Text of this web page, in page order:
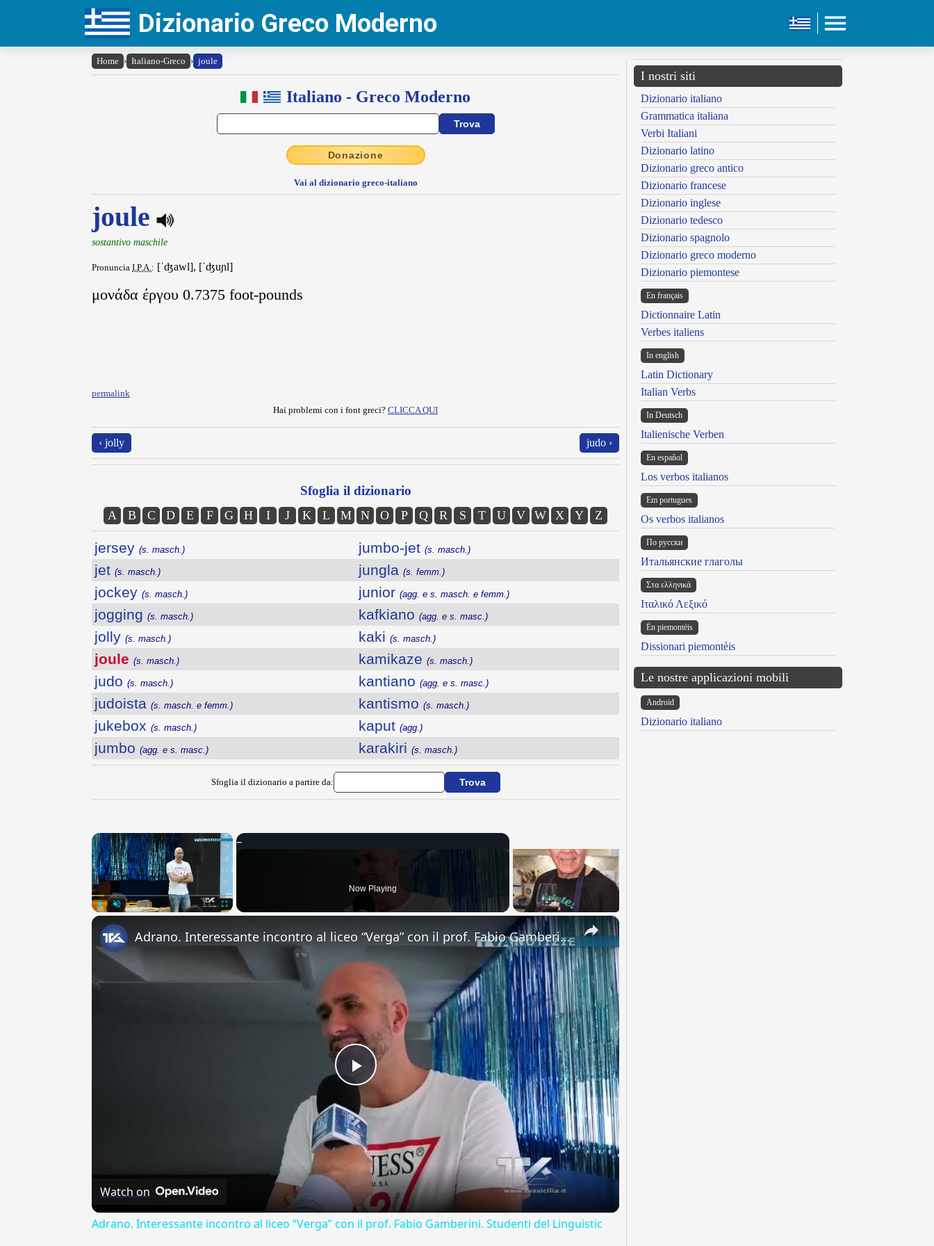
Dizionario Greco Moderno
Home › Italiano-Greco › joule
Italiano - Greco Moderno
Donazione
Vai al dizionario greco-italiano
joule
sostantivo maschile
Pronuncia I.P.A.: [ˈʤawl], [ˈʤuɲl]
μονάδα έργου 0.7375 foot-pounds
permalink
Hai problemi con i font greci? CLICCA QUI
‹ jolly judo ›
Sfoglia il dizionario
A B C D E F G H I J K L M N O P Q R S T U V W X Y Z
jersey (s. masch.)
jet (s. masch.)
jockey (s. masch.)
jogging (s. masch.)
jolly (s. masch.)
joule (s. masch.)
judo (s. masch.)
judoista (s. masch. e femm.)
jukebox (s. masch.)
jumbo (agg. e s. masc.)
jumbo-jet (s. masch.)
jungla (s. femm.)
junior (agg. e s. masch. e femm.)
kafkiano (agg. e s. masc.)
kaki (s. masch.)
kamikaze (s. masch.)
kantiano (agg. e s. masc.)
kantismo (s. masch.)
kaput (agg.)
karakiri (s. masch.)
Sfoglia il dizionario a partire da:
×
Now Playing
×
Play
Video
Adrano. Interessante incontro al liceo “Verga” con il prof. Fabio Gamberini. Studenti del Linguistic
Watch on
Adrano. Interessante incontro al liceo “Verga” con il prof. Fabio Gamberini. Studenti del Linguistic
I nostri siti
Dizionario italiano
Grammatica italiana
Verbi Italiani
Dizionario latino
Dizionario greco antico
Dizionario francese
Dizionario inglese
Dizionario tedesco
Dizionario spagnolo
Dizionario greco moderno
Dizionario piemontese
En français
Dictionnaire Latin
Verbes italiens
In english
Latin Dictionary
Italian Verbs
In Deutsch
Italienische Verben
En español
Los verbos italianos
Em portugues
Os verbos italianos
По русски
Итальянские глаголы
Στα ελληνικά
Ιταλικό Λεξικό
Ën piemontèis
Dissionari piemontèis
Le nostre applicazioni mobili
Android
Dizionario italiano